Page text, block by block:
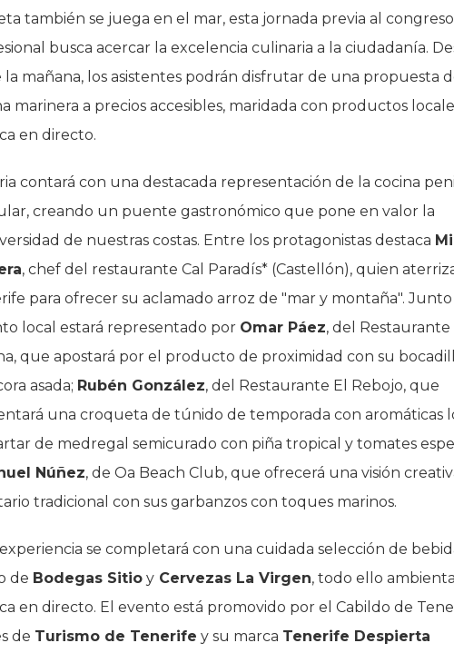
también se juega en el mar, esta jornada previa al congreso
busca acercar la excelencia culinaria a la ciudadanía.
la mañana, los asistentes podrán disfrutar de una propuesta
marinera a precios accesibles, maridada con productos
en directo.
contará con una destacada representación de la cocina
creando un puente gastronómico que pone en valor la
de nuestras costas. Entre los protagonistas destaca
, chef del restaurante Cal Paradís* (Castellón), quien
para ofrecer su aclamado arroz de "mar y montaña". Junto
local estará representado por Omar Páez, del Restaurante
que apostará por el producto de proximidad con su
asada; Rubén González, del Restaurante El Rebojo, que
una croqueta de túnido de temporada con aromáticas
de medregal semicurado con piña tropical y tomates
Núñez, de Oa Beach Club, que ofrecerá una visión
tradicional con sus garbanzos con toques marinos.
se completará con una cuidada selección de
de Bodegas Sitio y Cervezas La Virgen, todo ello
en directo. El evento está promovido por el Cabildo de
de Turismo de Tenerife y su marca Tenerife Despierta